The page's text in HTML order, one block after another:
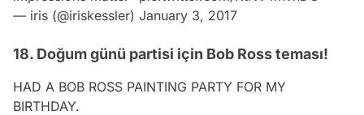
— iris (@iriskessler) January 3, 2017
18. Doğum günü partisi için Bob Ross teması!
HAD A BOB ROSS PAINTING PARTY FOR MY
BIRTHDAY.